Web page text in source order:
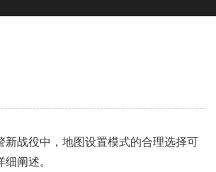
战役中，地图设置模式的合理选择可
阐述。